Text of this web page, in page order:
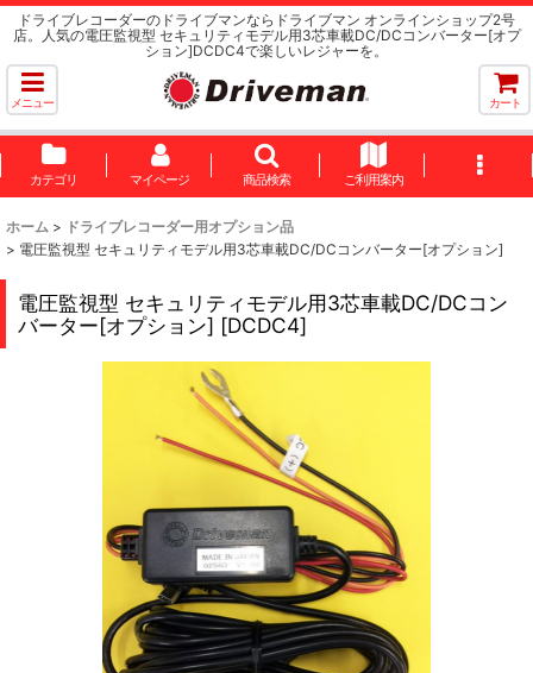
ドライブレコーダーのドライブマンならドライブマン オンラインショップ2号
店。人気の電圧監視型 セキュリティモデル用3芯車載DC/DCコンバーター[オプ
ション]DCDC4で楽しいレジャーを。
メニュー カート
カテゴリ マイページ 商品検索 ご利用案内
ホーム > ドライブレコーダー用オプション品
> 電圧監視型 セキュリティモデル用3芯車載DC/DCコンバーター[オプション]
電圧監視型 セキュリティモデル用3芯車載DC/DCコン
バーター[オプション] [DCDC4]